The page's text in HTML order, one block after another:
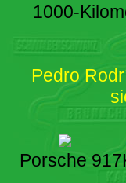
1000-
Pedro
Porsche